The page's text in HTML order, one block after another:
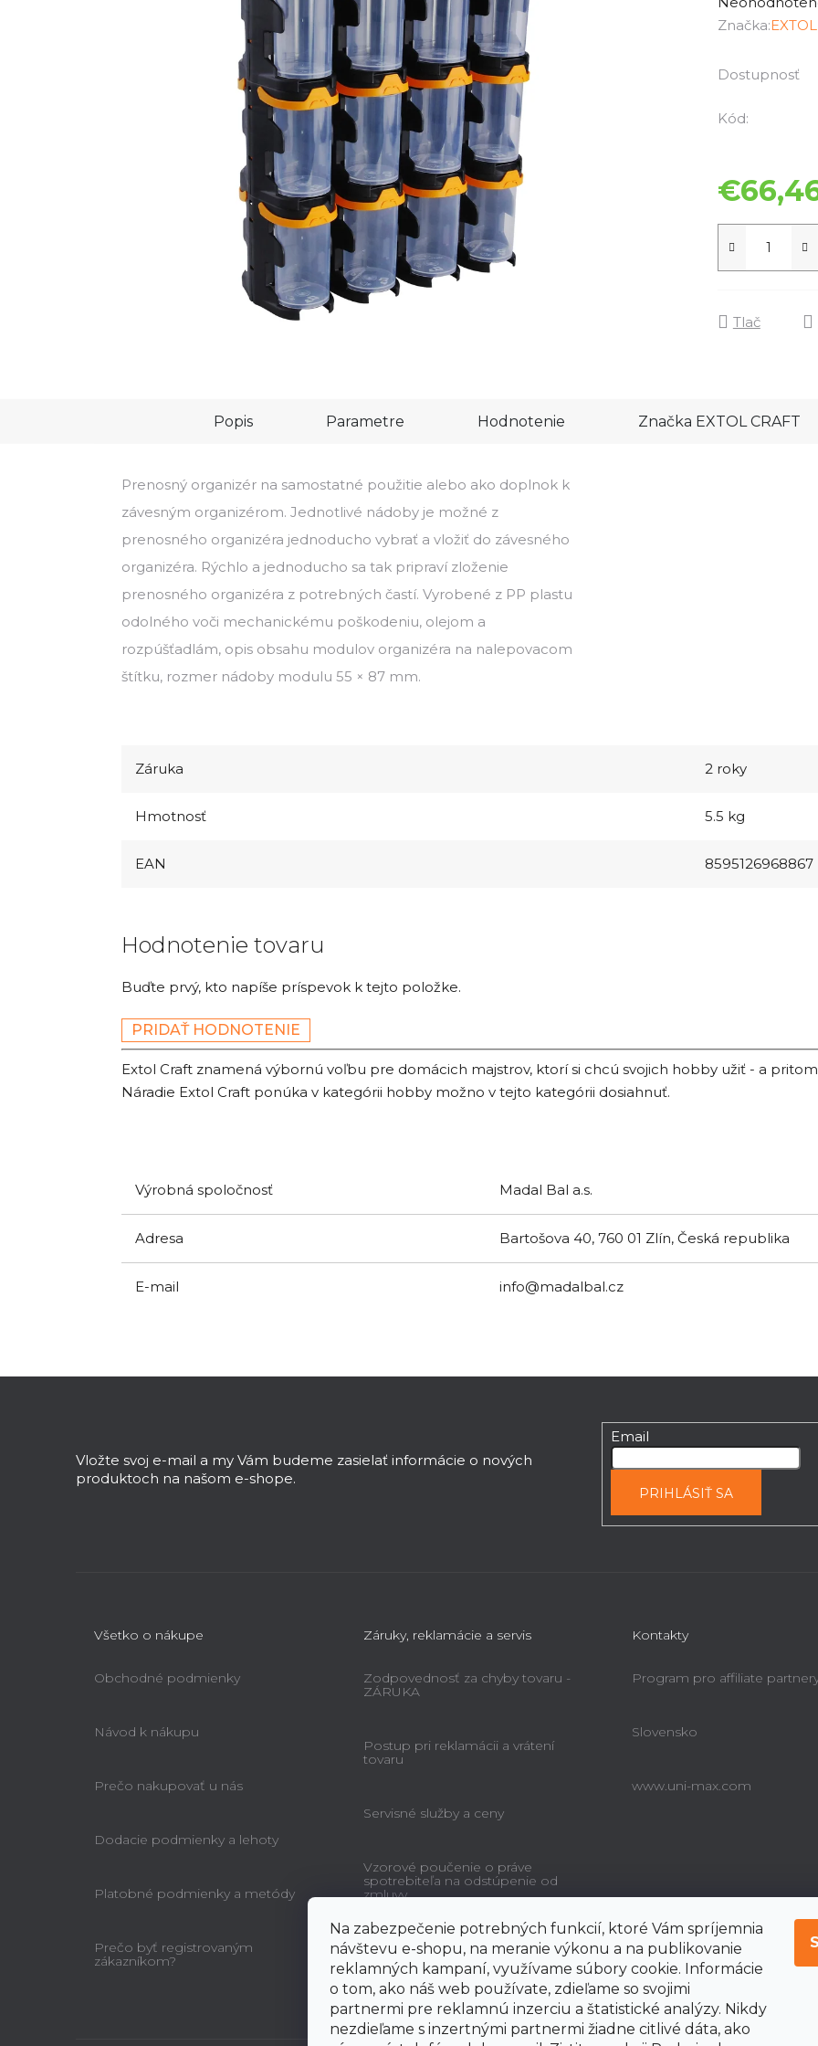
Na zabezpečenie potrebných funkcií, ktoré Vám spríjemnia
návštevu e-shopu, na meranie výkonu a na publikovanie
reklamných kampaní, využívame súbory cookie. Informácie
o tom, ako náš web používate, zdieľame so svojimi
partnermi pre reklamnú inzerciu a štatistické analýzy. Nikdy
nezdieľame s inzertnými partnermi žiadne citlivé dáta, ako
produktu
0,0
5
Značka:
Dostupnosť
Kód:
Tlač
Popis Parametre Hodnotenie Značka EXTOL CRAFT
Prenosný organizér na samostatné použitie alebo ako doplnok k
závesným organizérom. Jednotlivé nádoby je možné z
prenosného organizéra jednoducho vybrať a vložiť do závesného
organizéra. Rýchlo a jednoducho sa tak pripraví zloženie
prenosného organizéra z potrebných častí. Vyrobené z PP plastu
odolného voči mechanickému poškodeniu, olejom a
rozpúšťadlám, opis obsahu modulov organizéra na nalepovacom
štítku, rozmer nádoby modulu 55 × 87 mm.
Záruka 2 roky
Hmotnosť 5.5 kg
EAN 8595126968867
Hodnotenie tovaru
Buďte prvý, kto napíše príspevok k tejto položke.
PRIDAŤ HODNOTENIE
Extol Craft znamená výbornú voľbu pre domácich majstrov, ktorí si chcú svojich hobby užiť - a
Náradie Extol Craft ponúka v kategórii hobby možno v tejto kategórii dosiahnuť.
Výrobná spoločnosť Madal Bal a.s.
Adresa Bartošova 40, 760 01 Zlín, Česká republika
E-mail info@madalbal.cz
Vložte svoj e-mail a my Vám budeme zasielať informácie o nových
produktoch na našom e-shope.
Email
PRIHLÁSIŤ SA
Všetko o nákupe
Obchodné podmienky
Návod k nákupu
Prečo nakupovať u nás
Dodacie podmienky a lehoty
Platobné podmienky a metódy
Prečo byť registrovaným
zákazníkom?
Záruky, reklamácie a servis
Zodpovednosť za chyby tovaru -
ZÁRUKA
Postup pri reklamácii a vrátení
tovaru
Servisné služby a ceny
Vzorové poučenie o práve
spotrebiteľa na odstúpenie od
zmluvy
Kontakty
Program pro affiliate
Slovensko
www.uni-max.com